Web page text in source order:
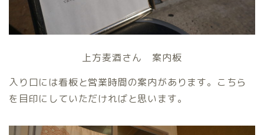
上方麦酒さん 案内板
入り口には看板と営業時間の案内があります。こちら
を目印にしていただければと思います。